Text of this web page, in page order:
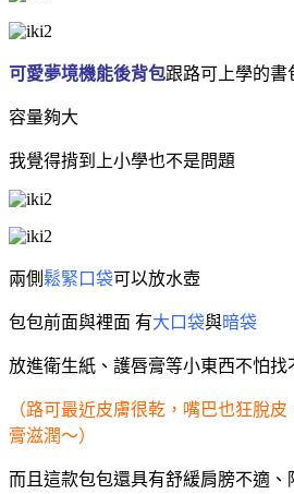
可愛夢境機能後背包跟路可上學的書
容量夠大
我覺得揹到上小學也不是問題
兩側 鬆緊口袋可以放水壺
包包前面與裡面 有大口袋與暗袋
放進衛生紙、護唇膏等小東西不怕找
（路可最近皮膚很乾，嘴巴也狂脫
膏滋潤～）
而且這款包包還具有舒緩肩膀不適、